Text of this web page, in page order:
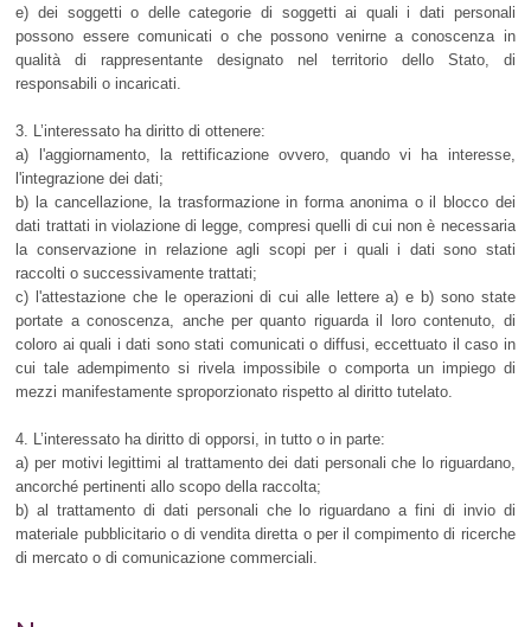
e) dei soggetti o delle categorie di soggetti ai quali i dati personali
possono essere comunicati o che possono venirne a conoscenza in
qualità di rappresentante designato nel territorio dello Stato, di
responsabili o incaricati.
3. L’interessato ha diritto di ottenere:
a) l'aggiornamento, la rettificazione ovvero, quando vi ha interesse,
l'integrazione dei dati;
b) la cancellazione, la trasformazione in forma anonima o il blocco dei
dati trattati in violazione di legge, compresi quelli di cui non è necessaria
la conservazione in relazione agli scopi per i quali i dati sono stati
raccolti o successivamente trattati;
c) l'attestazione che le operazioni di cui alle lettere a) e b) sono state
portate a conoscenza, anche per quanto riguarda il loro contenuto, di
coloro ai quali i dati sono stati comunicati o diffusi, eccettuato il caso in
cui tale adempimento si rivela impossibile o comporta un impiego di
mezzi manifestamente sproporzionato rispetto al diritto tutelato.
4. L’interessato ha diritto di opporsi, in tutto o in parte:
a) per motivi legittimi al trattamento dei dati personali che lo riguardano,
ancorché pertinenti allo scopo della raccolta;
b) al trattamento di dati personali che lo riguardano a fini di invio di
materiale pubblicitario o di vendita diretta o per il compimento di ricerche
di mercato o di comunicazione commerciali.